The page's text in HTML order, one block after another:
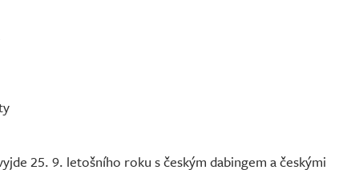
25. 9. letošního roku s českým dabingem a českými